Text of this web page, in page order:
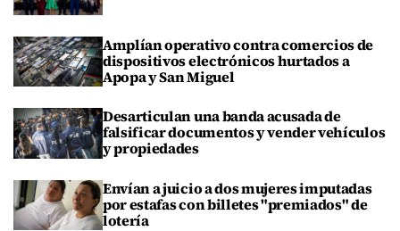
Amplían operativo contra comercios de
dispositivos electrónicos hurtados a
Apopa y San Miguel
Desarticulan una banda acusada de
falsificar documentos y vender vehículos
y propiedades
Envían a juicio a dos mujeres imputadas
por estafas con billetes "premiados" de
lotería